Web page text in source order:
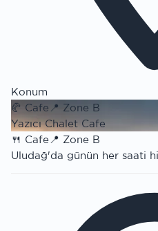
Konum
🥐 Cafe 📍 Zone B
Yazıcı Chalet Cafe
🍴 Cafe📍 Zone B
Uludağ'da günün her saati